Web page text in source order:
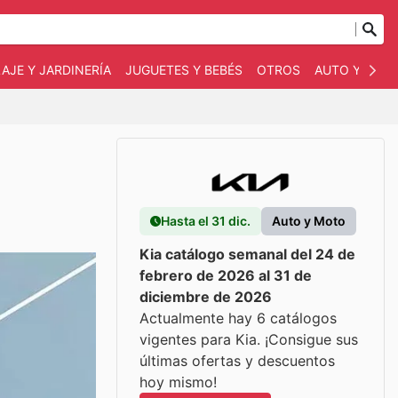
Y JARDINERÍA JUGUETES Y BEBÉS OTROS AUTO Y
Hasta el 31 dic. Auto y Moto
Kia catálogo semanal del 24 de
febrero de 2026 al 31 de
diciembre de 2026
Actualmente hay 6 catálogos
vigentes para Kia. ¡Consigue sus
últimas ofertas y descuentos
hoy mismo!